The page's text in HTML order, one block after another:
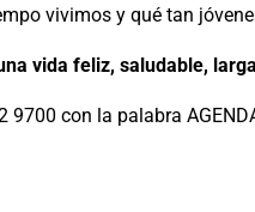
vivimos y qué tan
vida feliz, saludable,
con la palabra